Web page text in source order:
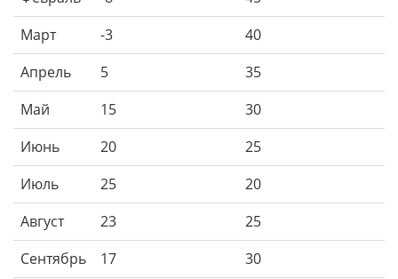
Март
-3
40
Апрель
5
35
Май
15
30
Июнь
20
25
Июль
25
20
Август
23
25
Сентябрь
17
30